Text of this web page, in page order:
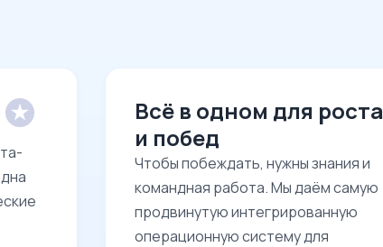
Всё в одном для роста
и побед
Чтобы побеждать, нужны знания и
командная работа. Мы даём самую
продвинутую интегрированную
операционную систему для